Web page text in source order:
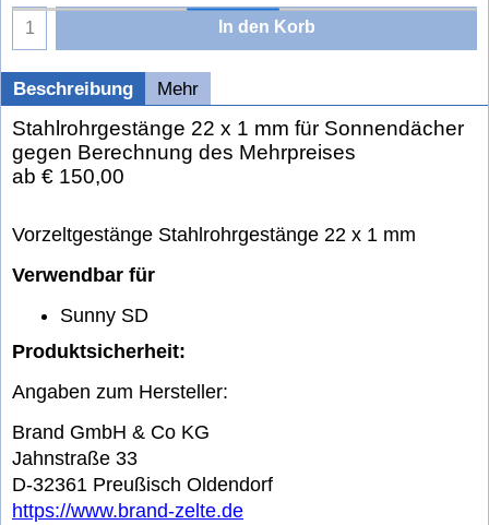
In den Korb
Beschreibung Mehr
Stahlrohrgestänge 22 x 1 mm für Sonnendächer
gegen Berechnung des Mehrpreises
ab € 150,00
Vorzeltgestänge Stahlrohrgestänge 22 x 1 mm
Verwendbar für
Sunny SD
Produktsicherheit:
Angaben zum Hersteller:
Brand GmbH & Co KG
Jahnstraße 33
D-32361 Preußisch Oldendorf
https://www.brand-zelte.de